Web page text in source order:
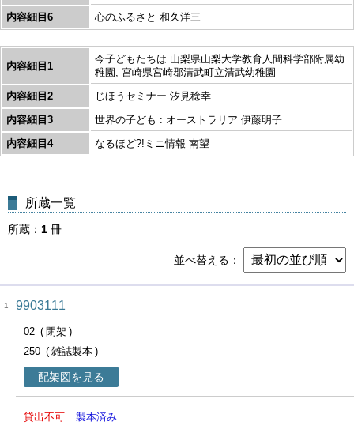
内容細目6
心のふるさと 和久洋三
内容細目1
今子どもたちは 山梨県山梨大学教育人間科学部附属幼
稚園, 宮崎県宮崎郡清武町立清武幼稚園
内容細目2
じほうセミナー 汐見稔幸
内容細目3
世界の子ども : オーストラリア 伊藤明子
内容細目4
なるほど?!ミニ情報 南望
所蔵一覧
所蔵 1 冊
並べ替える
1 9903111
02
閉架
250
雑誌製本
配架図を見る
貸出不可 製本済み